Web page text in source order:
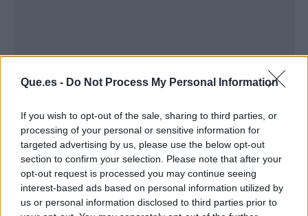
Que.es - Do Not Process My Personal Information
If you wish to opt-out of the sale, sharing to third parties, or
processing of your personal or sensitive information for
targeted advertising by us, please use the below opt-out
section to confirm your selection. Please note that after your
opt-out request is processed you may continue seeing
interest-based ads based on personal information utilized by
us or personal information disclosed to third parties prior to
Publicidad